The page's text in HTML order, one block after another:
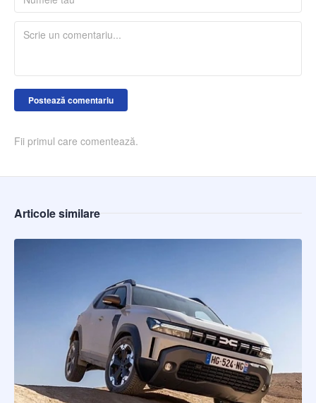
Postează comentariu
Fii primul care comentează.
Articole similare